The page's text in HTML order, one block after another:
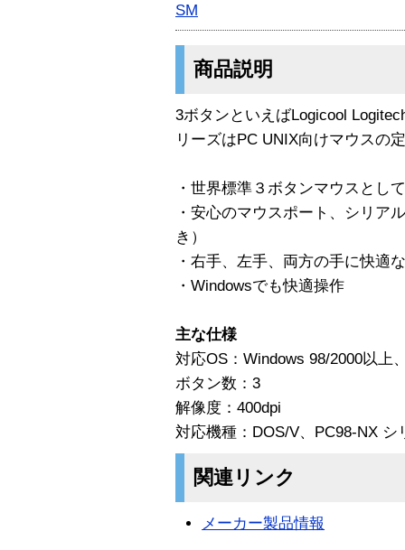
SM
商品説明
3ボタンといえばLogicool
リーズはPC UNIX向けマウスの
・世界標準３ボタンマウスとし
・安心のマウスポート、シリア
き）
・右手、左手、両方の手に快適
・Windowsでも快適操作
主な仕様
対応OS：Windows 98/2000以上
ボタン数：3
解像度：400dpi
対応機種：DOS/V、PC98-NX シ
関連リンク
メーカー製品情報